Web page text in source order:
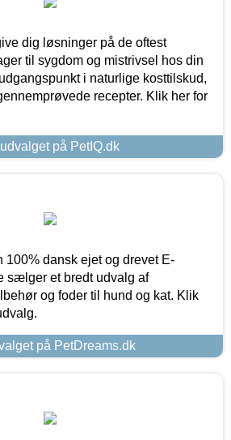
dig løsninger på de oftest
til sygdom og mistrivsel hos din
i naturlige kosttilskud,
recepter. Klik her for
på PetIQ.dk
100% dansk ejet og drevet E-
sælger et bredt udvalg af
og foder til hund og kat. Klik
på PetDreams.dk